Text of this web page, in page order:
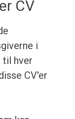
CV
i
til hver
CV'er